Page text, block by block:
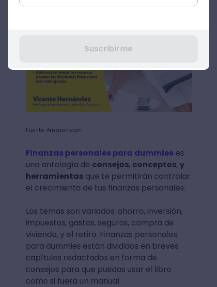
Fuente: Amazon.com
Finanzas personales para dummieses
una antología de consejos, conceptos, y
herramientasque te permitirán controlar
el crecimiento de tus finanzas personales.
Los temas son variados: ahorro, inversión,
impuestos, gastos, seguros, compra de
vivienda, y el retiro. Finanzas personales
para dummies están divididos en breves
capítulos redactados en forma de
consejos para que puedas usar el libro
como si fuera un manual.
Suscribirme